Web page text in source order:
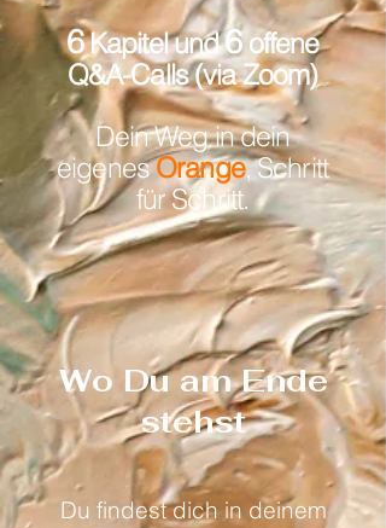
6Kapitel und6offene
Q&A-Calls (via Zoom)
Dein Weg in dein
eigenesOrange, Schritt
für Schritt.
Wo Du am Ende
stehst
Du findest dich in deinem